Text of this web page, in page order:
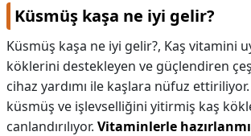
Küsmüş kaşa ne iyi gelir?
Küsmüş kaşa ne iyi gelir?, Kaş vitamini
köklerini destekleyen ve güçlendiren
cihaz yardımı ile kaşlara nüfuz
küsmüş ve işlevselliğini yitirmiş kaş
canlandırılıyor. Vitaminlerle